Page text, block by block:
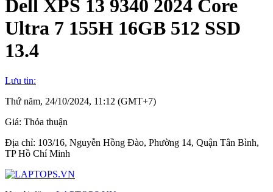
Dell XPS 13 9340 2024 Core
Ultra 7 155H 16GB 512 SSD
13.4
Lưu tin:
Thứ năm, 24/10/2024, 11:12 (GMT+7)
Giá: Thỏa thuận
Địa chỉ: 103/16, Nguyễn Hồng Đào, Phường 14, Quận Tân Bình,
TP Hồ Chí Minh